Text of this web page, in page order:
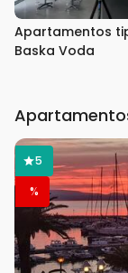
Apartamentos
Baska Voda
5
%